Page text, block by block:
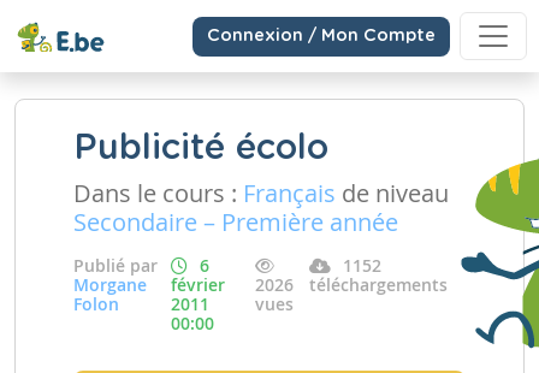
Connexion / Mon Compte
Publicité écolo
Dans le cours : Français de niveau
Secondaire – Première année
Publié par
Morgane
Folon
6
février
2011
00:00
2026
vues
1152
téléchargements